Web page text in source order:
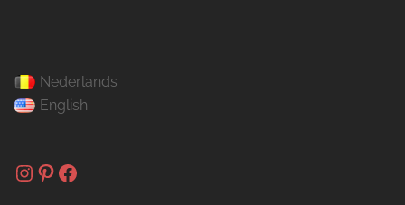
Nederlands
English
Instagram
Pinterest
Facebook